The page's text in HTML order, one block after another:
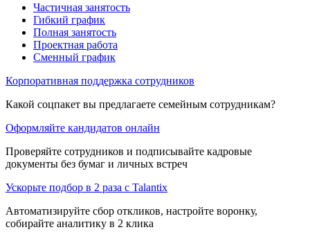
Частичная занятость
Гибкий график
Полная занятость
Проектная работа
Сменный график
Корпоративная поддержка сотрудников
Какой соцпакет вы предлагаете семейным сотрудникам?
Оформляйте кандидатов онлайн
Проверяйте сотрудников и подписывайте кадровые
документы без бумаг и личных встреч
Ускорьте подбор в 2 раза с Talantix
Автоматизируйте сбор откликов, настройте воронку,
собирайте аналитику в 2 клика